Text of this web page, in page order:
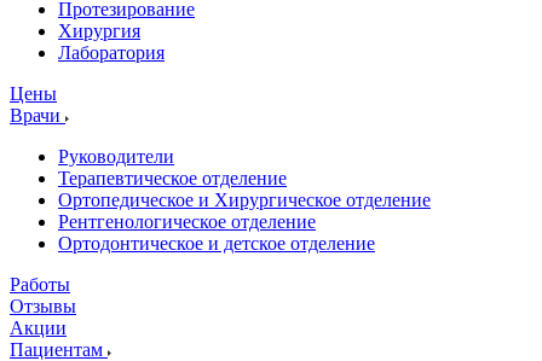
Протезирование
Хирургия
Лаборатория
Цены
Врачи
Руководители
Терапевтическое отделение
Ортопедическое и Хирургическое отделение
Рентгенологическое отделение
Ортодонтическое и детское отделение
Работы
Отзывы
Акции
Пациентам